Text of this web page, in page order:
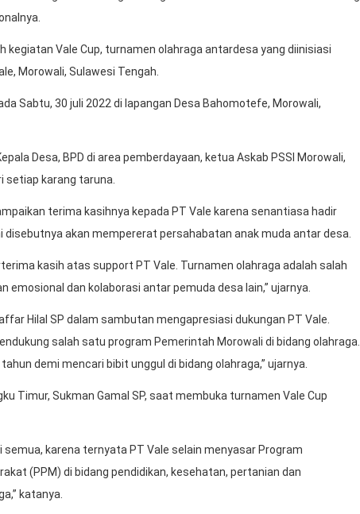
kegiatan Vale Cup, turnamen olahraga antardesa yang diinisiasi
Morowali, Sulawesi Tengah.
Sabtu, 30 juli 2022 di lapangan Desa Bahomotefe, Morowali,
Desa, BPD di area pemberdayaan, ketua Askab PSSI Morowali,
setiap karang taruna.
terima kasihnya kepada PT Vale karena senantiasa hadir
disebutnya akan mempererat persahabatan anak muda antar desa.
kasih atas support PT Vale. Turnamen olahraga adalah salah
emosional dan kolaborasi antar pemuda desa lain,” ujarnya.
Hilal SP dalam sambutan mengapresiasi dukungan PT Vale.
salah satu program Pemerintah Morowali di bidang olahraga.
demi mencari bibit unggul di bidang olahraga,” ujarnya.
Timur, Sukman Gamal SP, saat membuka turnamen Vale Cup
semua, karena ternyata PT Vale selain menyasar Program
(PPM) di bidang pendidikan, kesehatan, pertanian dan
katanya.